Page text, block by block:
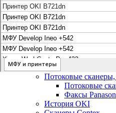
Распродажа
МФУ, сканеры,
Принтеры и
Плоттеры hp
МФУ, копиры и
МФУ, копиры и
Ремонт и продажа
Infotec
Потоковые
Потоковые
Факсы
История OKI